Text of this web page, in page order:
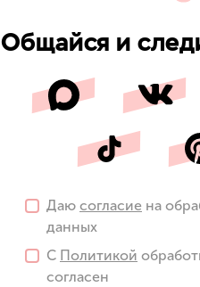
Общайся и
Даю согласие на
данных
С Политикой
согласен